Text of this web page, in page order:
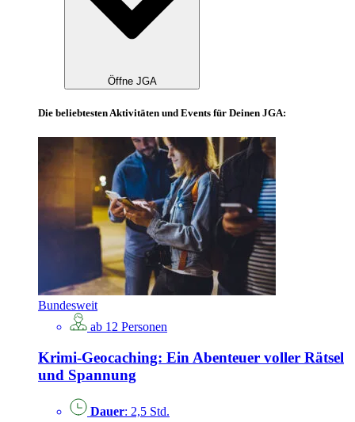
Öffne JGA
Die beliebtesten Aktivitäten und Events für Deinen JGA:
Bundesweit
ab 12 Personen
Krimi-Geocaching: Ein Abenteuer voller Rätsel
und Spannung
Dauer: 2,5 Std.